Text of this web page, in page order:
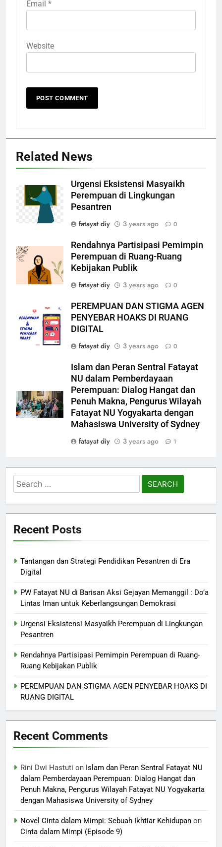
Email *
Website
Related News
Urgensi Eksistensi Masyaikh
Perempuan di Lingkungan
Pesantren
fatayat diy
3 years ago 0
Rendahnya Partisipasi Pemimpin
Perempuan di Ruang-Ruang
Kebijakan Publik
fatayat diy
3 years ago 0
PEREMPUAN DAN STIGMA AGEN
PENYEBAR HOAKS DI RUANG
DIGITAL
fatayat diy
3 years ago 0
Islam dan Peran Sentral Fatayat
NU dalam Pemberdayaan
Perempuan: Dialog Hangat dan
Penuh Makna, Pengurus Wilayah
Fatayat NU Yogyakarta dengan
Mahasiswa University of Sydney
fatayat diy
3 years ago 1
Search
for:
Recent Posts
Tantangan dan Strategi Pendidikan Pesantren di Era
Digital
PW Fatayat NU di Barisan Aksi Gejayan Memanggil : Do’a
Lintas Iman untuk Keberlangsungan Demokrasi
Urgensi Eksistensi Masyaikh Perempuan di Lingkungan
Pesantren
Rendahnya Partisipasi Pemimpin Perempuan di Ruang-
Ruang Kebijakan Publik
PEREMPUAN DAN STIGMA AGEN PENYEBAR HOAKS DI
RUANG DIGITAL
Recent Comments
Rini Dwi Hastuti on Islam dan Peran Sentral Fatayat NU
dalam Pemberdayaan Perempuan: Dialog Hangat dan
Penuh Makna, Pengurus Wilayah Fatayat NU Yogyakarta
dengan Mahasiswa University of Sydney
Novel Cinta dalam Mimpi: Sebuah Ikhtiar Kehidupan on
Cinta dalam Mimpi (Episode 9)